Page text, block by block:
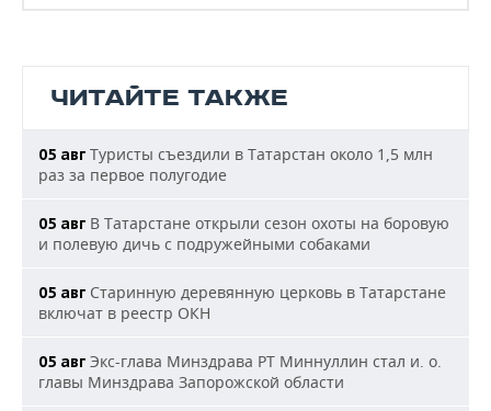
ЧИТАЙТЕ ТАКЖЕ
05 авг Туристы съездили в Татарстан около 1,5 млн
раз за первое полугодие
05 авг В Татарстане открыли сезон охоты на боровую
и полевую дичь с подружейными собаками
05 авг Старинную деревянную церковь в Татарстане
включат в реестр ОКН
05 авг Экс-глава Минздрава РТ Миннуллин стал и. о.
главы Минздрава Запорожской области